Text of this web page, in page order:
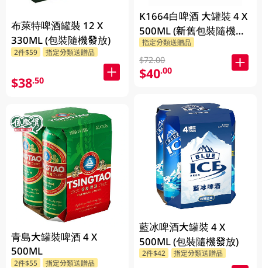
布萊特啤酒罐裝 12 X
330ML (包裝隨機發放)
2件$59 指定分類送贈品
$38.50
青島大罐裝啤酒 4 X
500ML
2件$55 指定分類送贈品
K1664白啤酒 大罐裝 4 X
500ML (新舊包裝隨機發
貨)
指定分類送贈品
$72.00
$40.00
藍冰啤酒大罐裝 4 X
500ML (包裝隨機發放)
2件$42 指定分類送贈品